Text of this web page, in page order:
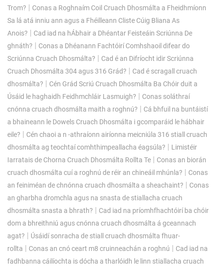
Trom? | Conas a Roghnaím Coil Cruach Dhosmálta a Fheidhmíonn
Sa lá atá inniu ann agus a Fhéilleann Cliste Cúig Bliana As
Anois? | Cad iad na hÁbhair a Dhéantar Feisteáin Scriúnna De
ghnáth? | Conas a Dhéanann Fachtóirí Comhshaoil ​​difear do
Scriúnna Cruach Dhosmálta? | Cad é an Difríocht idir Scriúnna
Cruach Dhosmálta 304 agus 316 Grád? | Cad é scragall cruach
dhosmálta? | Cén Grád Scriú Cruach Dhosmálta Ba Chóir duit a
Úsáid le haghaidh Feidhmchláir Lasmuigh? | Conas soláthraí
cnónna cruach dhosmálta maith a roghnú? | Cá bhfuil na buntáistí
a bhaineann le Dowels Cruach Dhosmálta i gcomparáid le hábhair
eile? | Cén chaoi a n -athraíonn airíonna meicniúla 316 stiall cruach
dhosmálta ag teochtaí comhthimpeallacha éagsúla? | Limistéir
Iarratais de Chorna Cruach Dhosmálta Rollta Te | Conas an biorán
cruach dhosmálta cuí a roghnú de réir an chineáil mhúnla? | Conas
an feiniméan de chnónna cruach dhosmálta a sheachaint? | Conas
an gharbha dromchla agus na snasta de stiallacha cruach
dhosmálta snasta a bhrath? | Cad iad na príomhfhachtóirí ba chóir
dom a bhreithniú agus cnónna cruach dhosmálta á gceannach
agat? | Úsáidí sonracha de stiall cruach dhosmálta fhuar-
rollta | Conas an cnó ceart m8 cruinneachán a roghnú | Cad iad na
fadhbanna cáilíochta is dócha a tharlóidh le linn stiallacha cruach